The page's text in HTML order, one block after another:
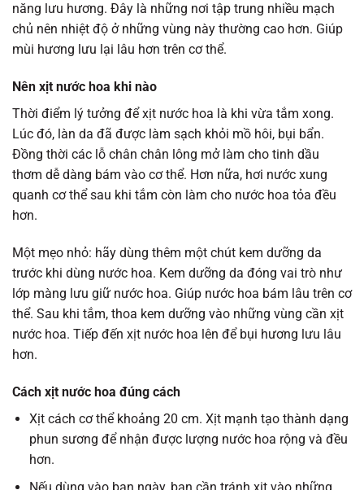
năng lưu hương. Đây là những nơi tập trung nhiều mạch
chủ nên nhiệt độ ở những vùng này thường cao hơn. Giúp
mùi hương lưu lại lâu hơn trên cơ thể.
Nên xịt nước hoa khi nào
Thời điểm lý tưởng để xịt nước hoa là khi vừa tắm xong.
Lúc đó, làn da đã được làm sạch khỏi mồ hôi, bụi bẩn.
Đồng thời các lỗ chân chân lông mở làm cho tinh dầu
thơm dễ dàng bám vào cơ thể. Hơn nữa, hơi nước xung
quanh cơ thể sau khi tắm còn làm cho nước hoa tỏa đều
hơn.
Một mẹo nhỏ: hãy dùng thêm một chút kem dưỡng da
trước khi dùng nước hoa. Kem dưỡng da đóng vai trò như
lớp màng lưu giữ nước hoa. Giúp nước hoa bám lâu trên cơ
thể. Sau khi tắm, thoa kem dưỡng vào những vùng cần xịt
nước hoa. Tiếp đến xịt nước hoa lên để bụi hương lưu lâu
hơn.
Cách xịt nước hoa đúng cách
Xịt cách cơ thể khoảng 20 cm. Xịt mạnh tạo thành dạng
phun sương để nhận được lượng nước hoa rộng và đều
hơn.